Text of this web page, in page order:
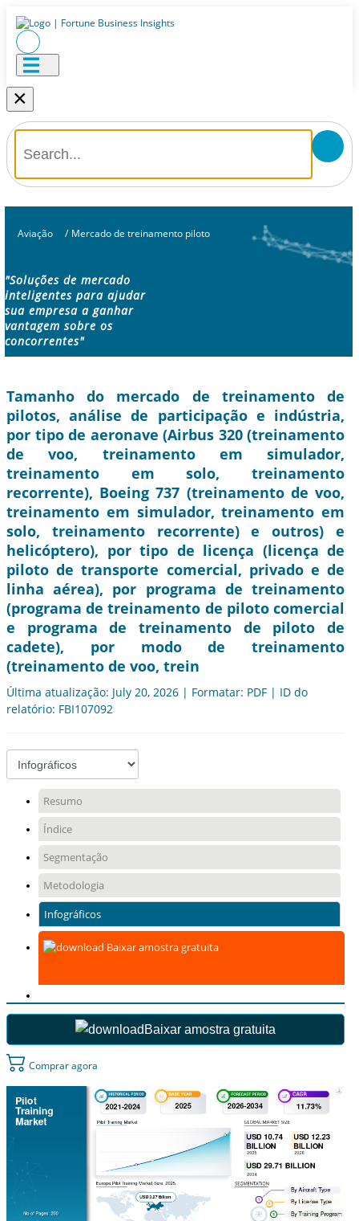
×
Aviação / Mercado de treinamento piloto
"Soluções de mercado
inteligentes para ajudar
sua empresa a ganhar
vantagem sobre os
concorrentes"
Tamanho do mercado de treinamento de
pilotos, análise de participação e indústria,
por tipo de aeronave (Airbus 320 (treinamento
de voo, treinamento em simulador,
treinamento em solo, treinamento
recorrente), Boeing 737 (treinamento de voo,
treinamento em simulador, treinamento em
solo, treinamento recorrente) e outros) e
helicóptero), por tipo de licença (licença de
piloto de transporte comercial, privado e de
linha aérea), por programa de treinamento
(programa de treinamento de piloto comercial
e programa de treinamento de piloto de
cadete), por modo de treinamento
(treinamento de voo, trein
Última atualização: July 20, 2026 | Formatar: PDF | ID do
relatório: FBI107092
Resumo
Índice
Segmentação
Metodologia
Infográficos
Baixar amostra gratuita
Baixar amostra gratuita
Comprar agora